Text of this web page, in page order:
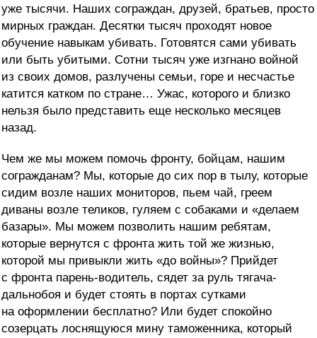
уже тысячи. Наших сограждан, друзей, братьев, просто
мирных граждан. Десятки тысяч проходят новое
обучение навыкам убивать. Готовятся сами убивать
или быть убитыми. Сотни тысяч уже изгнано войной
из своих домов, разлучены семьи, горе и несчастье
катится катком по стране… Ужас, которого и близко
нельзя было представить еще несколько месяцев
назад.
Чем же мы можем помочь фронту, бойцам, нашим
согражданам? Мы, которые до сих пор в тылу, которые
сидим возле наших мониторов, пьем чай, греем
диваны возле теликов, гуляем с собаками и «делаем
базары». Мы можем позволить нашим ребятам,
которые вернутся с фронта жить той же жизнью,
которой мы привыкли жить «до войны»? Прийдет
с фронта парень-водитель, сядет за руль тягача-
дальнобоя и будет стоять в портах сутками
на оформлении бесплатно? Или будет спокойно
созерцать лоснящуюся мину таможенника, который